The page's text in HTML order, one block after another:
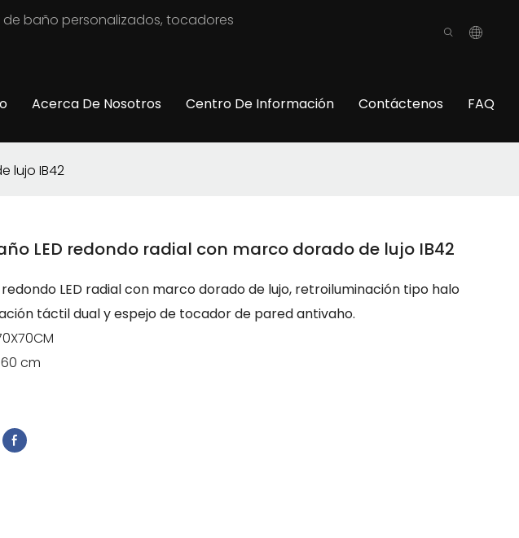
de baño personalizados, tocadores
Acerca De Nosotros Centro De Información Contáctenos FAQ
lujo IB42
LED redondo radial con marco dorado de lujo IB42
LED radial con marco dorado de lujo, retroiluminación tipo halo
táctil dual y espejo de tocador de pared antivaho.
cm